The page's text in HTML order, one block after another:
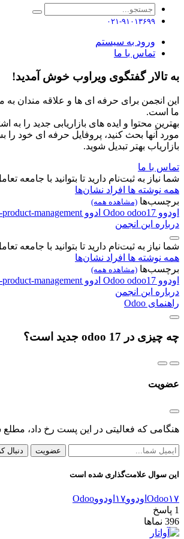
۰۲۱-۹۱۰۱۳۶۹۹
ورود به سیستم
تماس با ما
به تالار گفتگوی ویراوب خوش آمدید!
این انجمن برای حرفه ای ها و علاقه مندان
ما است.
بهترین محتوا و ایده های بازاریابی جدید را به
مورد آنها بحث کنید، پروفایل حرفه ای خود را
بازاریاب بهتر تبدیل شوید.
تماس با ما
شما نیاز به ثبت‌نام دارید تا بتوانید با جامعه
همه نوشته ها افراد نشان‌ها
برچسب‌ها (مشاهده همه)
اودوو Odoo odoo17 ادوو management
درباره این انجمن
شما نیاز به ثبت‌نام دارید تا بتوانید با جامعه
همه نوشته ها افراد نشان‌ها
برچسب‌ها (مشاهده همه)
اودوو Odoo odoo17 ادوو management
درباره این انجمن
راهنمای Odoo
چه چیزی در odoo 17 جدید است؟
عضویت
هنگامی که فعالیتی در این پست رخ داد، مطلع
عضویت دنبال
این سوال علامت‌گذاری شده است
Odoo۱۷ اودوو۱۷ اودووOdoo
1 پاسخ
396 نماها